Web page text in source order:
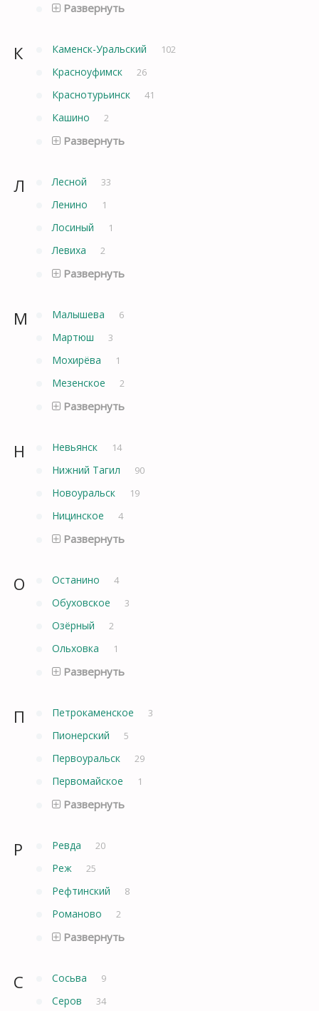
Развернуть
К Каменск-Уральский 102
Красноуфимск 26
Краснотурьинск 41
Кашино 2
Развернуть
Л Лесной 33
Ленино 1
Лосиный 1
Левиха 2
Развернуть
М Малышева 6
Мартюш 3
Мохирёва 1
Мезенское 2
Развернуть
Н Невьянск 14
Нижний Тагил 90
Новоуральск 19
Ницинское 4
Развернуть
О Останино 4
Обуховское 3
Озёрный 2
Ольховка 1
Развернуть
П Петрокаменское 3
Пионерский 5
Первоуральск 29
Первомайское 1
Развернуть
Р Ревда 20
Реж 25
Рефтинский 8
Романово 2
Развернуть
С Сосьва 9
Серов 34